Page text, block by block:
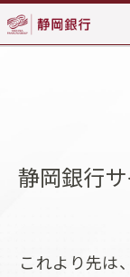
静岡銀行
これより先は、